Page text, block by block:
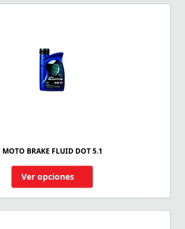
MOTO BRAKE FLUID DOT 5.1
Ver opciones